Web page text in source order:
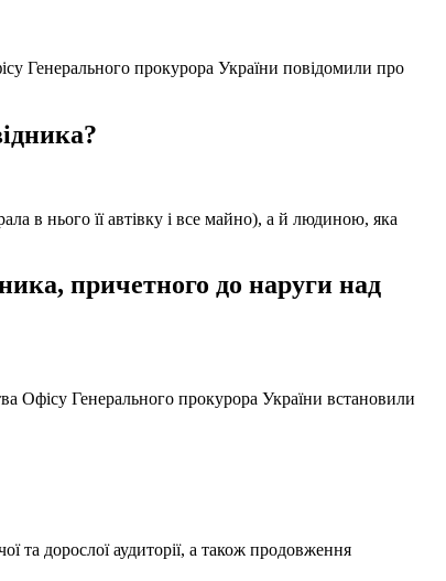
Генерального прокурора України повідомили про
в нього її автівку і все майно), а й людиною, яка
причетного до наруги над
Офісу Генерального прокурора України встановили
та дорослої аудиторії, а також продовження